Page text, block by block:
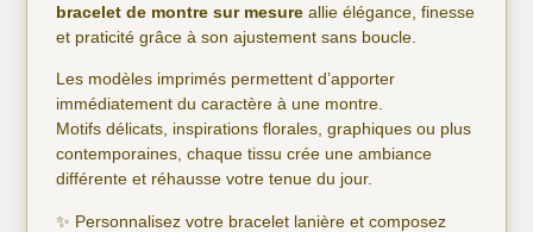
bracelet de montre sur mesure allie élégance, finesse
et praticité grâce à son ajustement sans boucle.
Les modèles imprimés permettent d’apporter
immédiatement du caractère à une montre.
Motifs délicats, inspirations florales, graphiques ou plus
contemporaines, chaque tissu crée une ambiance
différente et réhausse votre tenue du jour.
✨ Personnalisez votre bracelet lanière et composez